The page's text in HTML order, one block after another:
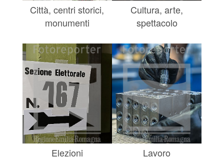
Città, centri storici,
monumenti
Cultura, arte,
spettacolo
Elezioni Lavoro